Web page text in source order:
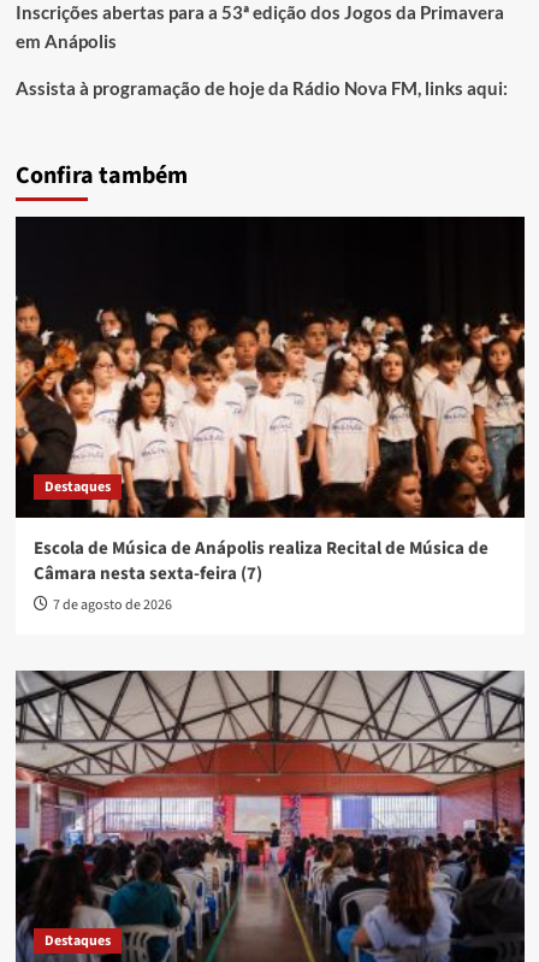
Inscrições abertas para a 53ª edição dos Jogos da Primavera
em Anápolis
Assista à programação de hoje da Rádio Nova FM, links aqui:
Confira também
Destaques
Escola de Música de Anápolis realiza Recital de Música de
Câmara nesta sexta-feira (7)
7 de agosto de 2026
Destaques